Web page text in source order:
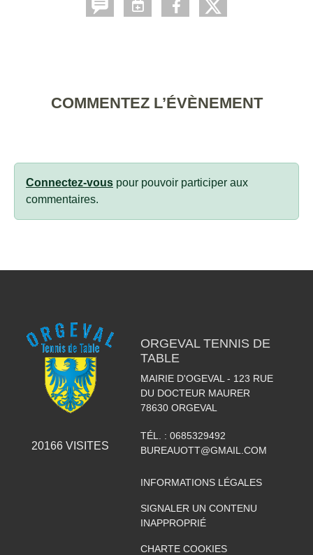
COMMENTEZ L’ÉVÈNEMENT
Connectez-vous pour pouvoir participer aux
commentaires.
20166VISITES
ORGEVAL TENNIS DE
TABLE
MAIRIE D'OGEVAL - 123 RUE
DU DOCTEUR MAURER
78630 ORGEVAL
TÉL. : 0685329492
BUREAUOTT@GMAIL.COM
INFORMATIONS LÉGALES
SIGNALER UN CONTENU
INAPPROPRIÉ
CHARTE COOKIES